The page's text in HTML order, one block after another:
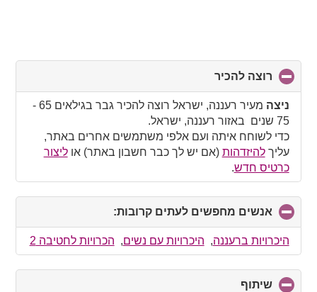
רוצה להכיר
to
collapse
contents
ניצה
מעיר רעננה, ישראל רוצה להכיר גבר בגילאים 65 -
75 שנים באזור רעננה, ישראל.
כדי לשוחח איתה ועם אלפי משתמשים אחרים באתר,
עליךלהיזדהות (אם יש לך כבר חשבון באתר) אוליצור
כרטיס חדש.
אנשים מחפשים לעתים קרובות:
to
collapse
contents
היכרויות ברעננה, היכרויות עם נשים, הכרויות לחטיבה 2
שיתוף